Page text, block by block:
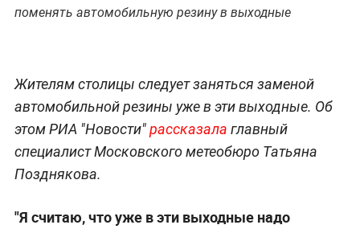
поменять автомобильную резину в выходные
Жителям столицы следует заняться заменой
автомобильной резины уже в эти выходные. Об
этом РИА "Новости"рассказала главный
специалист Московского метеобюро Татьяна
Позднякова.
"Я считаю, что уже в эти выходные надо